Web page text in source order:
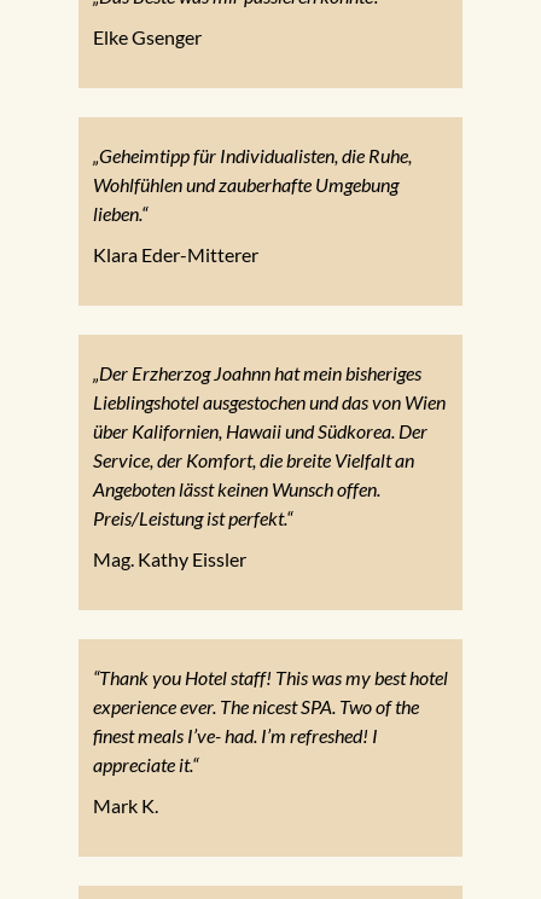
Elke Gsenger
„Geheimtipp für Individualisten, die Ruhe,
Wohlfühlen und zauberhafte Umgebung
lieben.“
Klara Eder-Mitterer
„Der Erzherzog Joahnn hat mein bisheriges
Lieblingshotel ausgestochen und das von Wien
über Kalifornien, Hawaii und Südkorea. Der
Service, der Komfort, die breite Vielfalt an
Angeboten lässt keinen Wunsch offen.
Preis/Leistung ist perfekt.“
Mag. Kathy Eissler
“Thank you Hotel staff! This was my best hotel
experience ever. The nicest SPA. Two of the
finest meals I’ve- had. I’m refreshed! I
appreciate it.“
Mark K.